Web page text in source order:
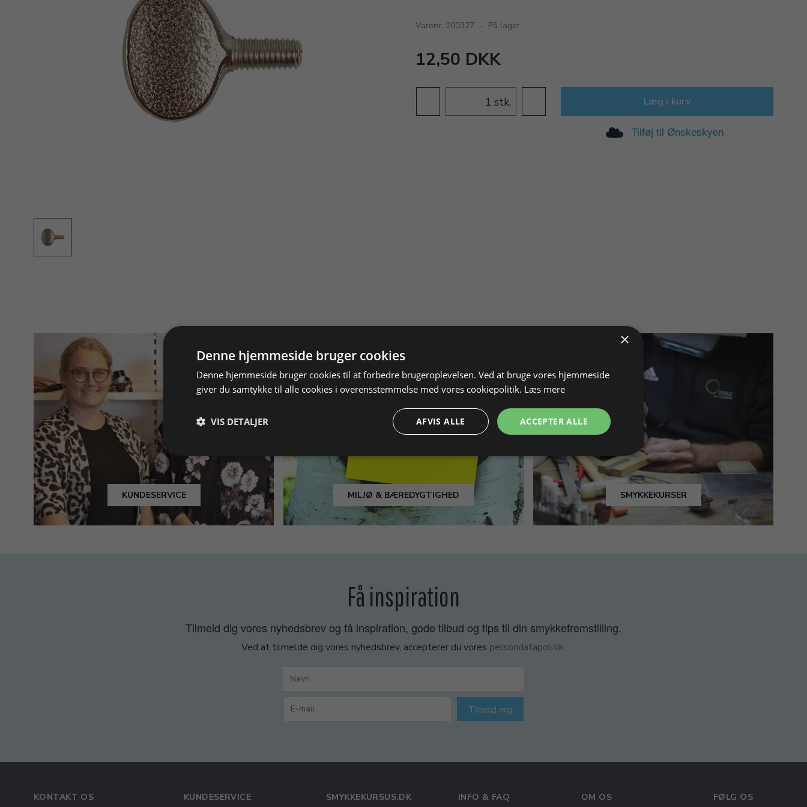
Varenr. 200327 – På lager
12,50 DKK
stk. Læg i kurv
Tilføj til Ønskeskyen
KUNDESERVICE MILJØ & BÆREDYGTIGHED SMYKKEKURSER
Få inspiration
Tilmeld dig vores nyhedsbrev og få inspiration, gode tilbud og tips til din smykkefremstilling.
Ved at tilmelde dig vores nyhedsbrev, accepterer du vores persondatapolitik.
Tilmeld mig
KONTAKT OS KUNDESERVICE SMYKKEKURSUS.DK INFO & FAQ OM OS FØLG OS
×
Denne hjemmeside bruger cookies
Denne hjemmeside bruger cookies til at forbedre brugeroplevelsen. Ved at bruge vores hjemmeside
giver du samtykke til alle cookies i overensstemmelse med vores cookiepolitik. Læs mere
ACCEPTER ALLE
AFVIS ALLE
VIS DETALJER